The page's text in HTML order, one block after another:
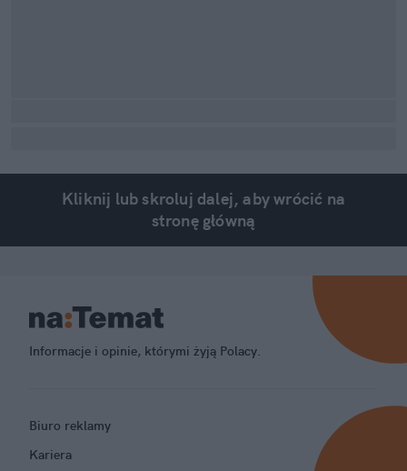
Kliknij lub skroluj dalej, aby wrócić na
stronę główną
Informacje i opinie, którymi żyją Polacy.
Biuro reklamy
Kariera